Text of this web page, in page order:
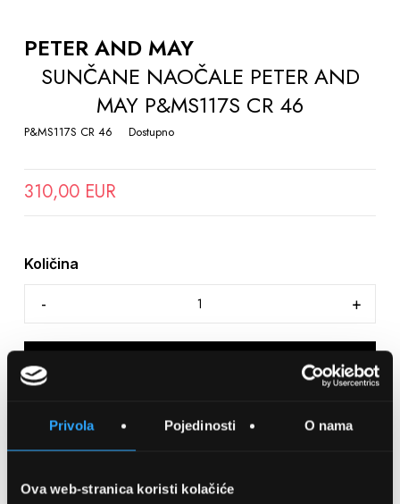
Privola Pojedinosti O nama
Ova web-stranica koristi kolačiće
THE
BEGINNING
GALLERY
PETER AND MAY
SUNČANE NAOČALE PETER AND
MAY P&MS117S CR 46
P&MS117S CR 46 Dostupno
310,00 EUR
Količina
SPREMITE NA LISTU ŽELJA